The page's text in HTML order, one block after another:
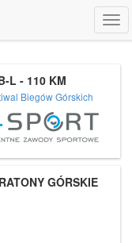
L - 110 KM
Biegów Górskich
GÓRSKIE